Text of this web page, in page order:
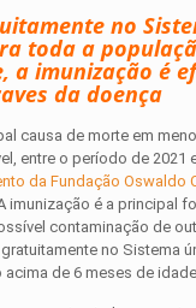
no
toda a
a imunização é
da doença
causa de morte em
entre o período de 2021
da Fundação Oswaldo
imunização é a principal
contaminação de
no Sistema
de 6 meses de idade.